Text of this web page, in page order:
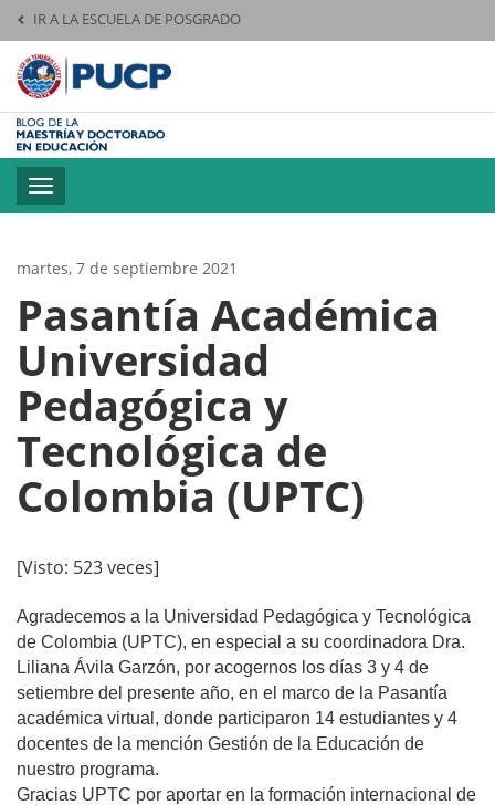
IR A LA ESCUELA DE POSGRADO
Pontificia
Toggle
navigation
martes, 7 de septiembre 2021
Pasantía Académica
Universidad
Pedagógica y
Tecnológica de
Colombia (UPTC)
[Visto: 523 veces]
Agradecemos a la Universidad Pedagógica y Tecnológica
de Colombia (UPTC), en especial a su coordinadora Dra.
Liliana Ávila Garzón, por acogernos los días 3 y 4 de
setiembre del presente año, en el marco de la Pasantía
académica virtual, donde participaron 14 estudiantes y 4
docentes de la mención Gestión de la Educación de
nuestro programa.
Gracias UPTC por aportar en la formación internacional de